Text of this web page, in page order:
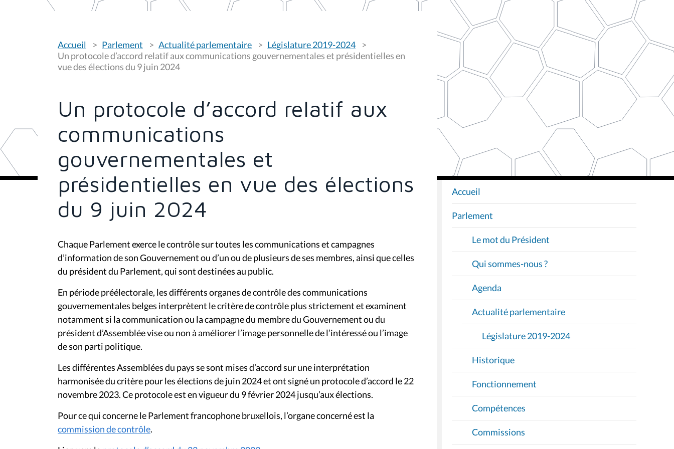
o
u
s
ê
c
:
Accueil Parlement Actualité parlementaire
Législature 2019-2024
Un protocole d’accord relatif aux communications gouvernementales et présidentielles en
vue des élections du 9 juin 2024
Un protocole d’accord relatif aux
communications
gouvernementales et
présidentielles en vue des élections
du 9 juin 2024
Chaque Parlement exerce le contrôle sur toutes les communications et campagnes
d’information de son Gouvernement ou d’un ou de plusieurs de ses membres, ainsi que celles
du président du Parlement, qui sont destinées au public.
En période préélectorale, les différents organes de contrôle des communications
gouvernementales belges interprètent le critère de contrôle plus strictement et examinent
notamment si la communication ou la campagne du membre du Gouvernement ou du
président d’Assemblée vise ou non à améliorer l’image personnelle de l’intéressé ou l’image
de son parti politique.
Les différentes Assemblées du pays se sont mises d’accord sur une interprétation
harmonisée du critère pour les élections de juin 2024 et ont signé un protocole d’accord le 22
novembre 2023. Ce protocole est en vigueur du 9 février 2024 jusqu’aux élections.
Pour ce qui concerne le Parlement francophone bruxellois, l’organe concerné est la
commission de contrôle.
N
A
V
G
T
O
Accueil
Parlement
Le mot du Président
Qui sommes-nous ?
Agenda
Actualité parlementaire
Législature 2019-2024
Historique
Fonctionnement
Compétences
Commissions